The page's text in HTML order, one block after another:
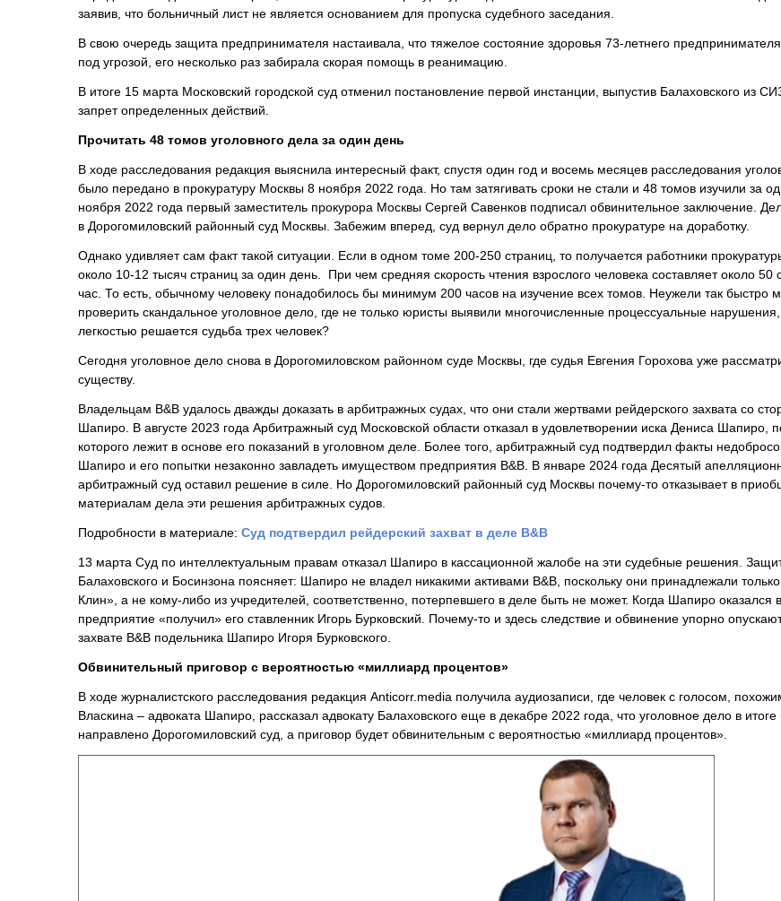
заявив, что больничный лист не является основанием для пропуска судебного заседания.
В свою очередь защита предпринимателя настаивала, что тяжелое состояние здоровья 73-летнего
под угрозой, его несколько раз забирала скорая помощь в реанимацию.
В итоге 15 марта Московский городской суд отменил постановление первой инстанции, выпустив Балаховского из
запрет определенных действий.
Прочитать 48 томов уголовного дела за один день
В ходе расследования редакция выяснила интересный факт, спустя один год и восемь месяцев расследования
было передано в прокуратуру Москвы 8 ноября 2022 года. Но там затягивать сроки не стали и 48 томов изучили за
ноября 2022 года первый заместитель прокурора Москвы Сергей Савенков подписал обвинительное заключение.
в Дорогомиловский районный суд Москвы. Забежим вперед, суд вернул дело обратно прокуратуре на доработку.
Однако удивляет сам факт такой ситуации. Если в одном томе 200-250 страниц, то получается работники
около 10-12 тысяч страниц за один день. При чем средняя скорость чтения взрослого человека составляет около 50
час. То есть, обычному человеку понадобилось бы минимум 200 часов на изучение всех томов. Неужели так быстро
проверить скандальное уголовное дело, где не только юристы выявили многочисленные процессуальные
легкостью решается судьба трех человек?
Сегодня уголовное дело снова в Дорогомиловском районном суде Москвы, где судья Евгения Горохова уже
существу.
Владельцам B&B удалось дважды доказать в арбитражных судах, что они стали жертвами рейдерского захвата со
Шапиро. В августе 2023 года Арбитражный суд Московской области отказал в удовлетворении иска Дениса Шапиро,
которого лежит в основе его показаний в уголовном деле. Более того, арбитражный суд подтвердил факты
Шапиро и его попытки незаконно завладеть имуществом предприятия B&B. В январе 2024 года Десятый
арбитражный суд оставил решение в силе. Но Дорогомиловский районный суд Москвы почему-то отказывает в
материалам дела эти решения арбитражных судов.
Подробности в материале: Суд подтвердил рейдерский захват в деле В&В
13 марта Суд по интеллектуальным правам отказал Шапиро в кассационной жалобе на эти судебные решения.
Балаховского и Босинзона поясняет: Шапиро не владел никакими активами B&B, поскольку они принадлежали
Клин», а не кому-либо из учредителей, соответственно, потерпевшего в деле быть не может. Когда Шапиро оказался
предприятие «получил» его ставленник Игорь Бурковский. Почему-то и здесь следствие и обвинение упорно
захвате B&B подельника Шапиро Игоря Бурковского.
Обвинительный приговор с вероятностью «миллиард процентов»
В ходе журналистского расследования редакция Anticorr.media получила аудиозаписи, где человек с голосом,
Власкина – адвоката Шапиро, рассказал адвокату Балаховского еще в декабре 2022 года, что уголовное дело в итоге
направлено Дорогомиловский суд, а приговор будет обвинительным с вероятностью «миллиард процентов».